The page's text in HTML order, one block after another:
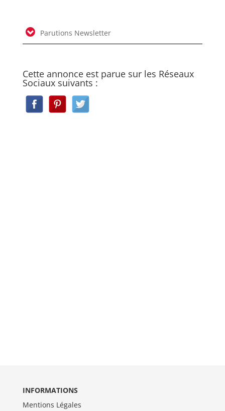
Parutions Newsletter
Cette annonce est parue sur les Réseaux
Sociaux suivants :
INFORMATIONS
Mentions Légales